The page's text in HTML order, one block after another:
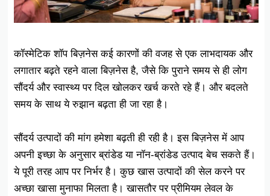
कॉस्मेटिक शॉप बिज़नेस कई कारणों की वजह से एक लाभदायक और
लगातार बढ़ते रहने वाला बिज़नेस है, जैसे कि पुराने समय से ही लोग
सौंदर्य और स्वास्थ्य पर दिल खोलकर खर्च करते रहे हैं। और बदलते
समय के साथ ये रुझान बढ़ता ही जा रहा है।
सौंदर्य उत्पादों की मांग हमेशा बढ़ती ही रही है। इस बिज़नेस में आप
अपनी इच्छा के अनुसार ब्रांडेड या नॉन-ब्रांडेड उत्पाद बेच सकते हैं।
ये पूरी तरह आप पर निर्भर है। कुछ खास उत्पादों की सेल करने पर
अच्छा खासा मुनाफा मिलता है। खासतौर पर प्रीमियम लेवल के